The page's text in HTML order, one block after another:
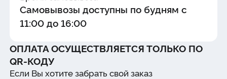
Самовывозы доступны по будням с
11:00 до 16:00
ОПЛАТА ОСУЩЕСТВЛЯЕТСЯ ТОЛЬКО ПО
QR-КОДУ
Если Вы хотите забрать свой заказ